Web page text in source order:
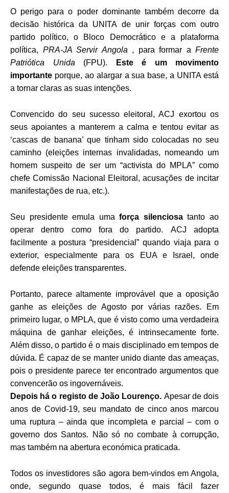
O perigo para o poder dominante também decorre da
decisão histórica da UNITA de unir forças com outro
partido político, o Bloco Democrático e a plataforma
política, PRA-JA Servir Angola , para formar a Frente
Patriótica Unida (FPU).
Este é um movimento
importante porque, ao alargar a sua base, a UNITA está
a tornar claras as suas intenções.
Convencido do seu sucesso eleitoral, ACJ exortou os
seus apoiantes a manterem a calma e tentou evitar as
‘cascas de banana’ que tinham sido colocadas no seu
caminho (eleições internas invalidadas, nomeando um
homem suspeito de ser um “activista do MPLA” como
chefe Comissão Nacional Eleitoral, acusações de incitar
manifestações de rua, etc.).
Seu presidente emula umaforça silenciosatanto ao
operar dentro como fora do partido. ACJ adopta
facilmente a postura “presidencial” quando viaja para o
exterior, especialmente para os EUA e Israel, onde
defende eleições transparentes.
Portanto, parece altamente improvável que a oposição
ganhe as eleições de Agosto por várias razões. Em
primeiro lugar, o MPLA, que é visto como uma verdadeira
máquina de ganhar eleições, é intrinsecamente forte.
Além disso, o partido é o mais disciplinado em tempos de
dúvida. É capaz de se manter unido diante das ameaças,
pois o presidente parece ter encontrado argumentos que
convencerão os ingovernáveis.
Depois há o registo de João Lourenço. Apesar de dois
anos de Covid-19, seu mandato de cinco anos marcou
uma ruptura – ainda que incompleta e parcial – com o
governo dos Santos. Não só no combate à corrupção,
mas também na abertura económica praticada.
Todos os investidores são agora bem-vindos em Angola,
onde, segundo quase todos, é mais fácil fazer